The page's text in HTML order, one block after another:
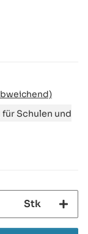
für Schulen und
Stk